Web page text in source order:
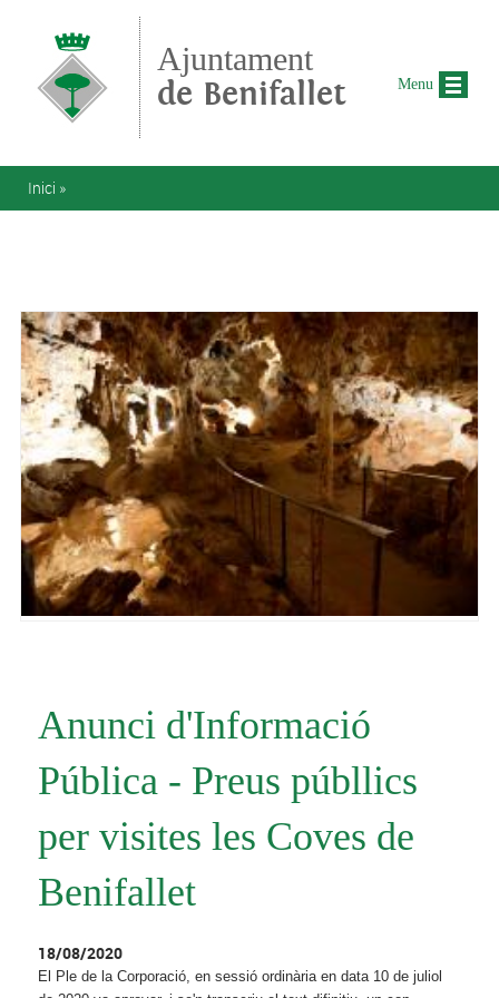
Ajuntament
de Benifallet
Esteu aquí
Inici »
Anunci d'Informació
Pública - Preus públlics
per visites les Coves de
Benifallet
18/08/2020
El Ple de la Corporació, en sessió ordinària en data 10 de juliol
Menu